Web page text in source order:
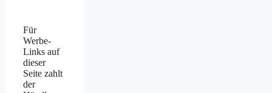
Für
Werbe-
Links auf
dieser
Seite zahlt
der